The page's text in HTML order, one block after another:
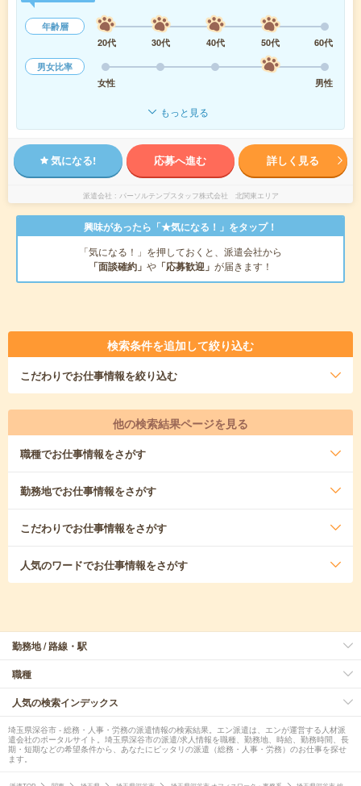
年齢層
20代
30代 40代 50代
60代
男女比率
女性
男性
もっと見る
気になる! 応募へ進む 詳しく見る
派遣会社 パーソルテンプスタッフ株式会社 北関東エリア
興味があったら「★気になる！」をタップ！
「気になる！」を押しておくと、派遣会社から
「面談確約」 や 「応募歓迎」 が届きます！
検索条件を追加して絞り込む
こだわりでお仕事情報を絞り込む
他の検索結果ページを見る
職種でお仕事情報をさがす
勤務地でお仕事情報をさがす
こだわりでお仕事情報をさがす
人気のワードでお仕事情報をさがす
勤務地 / 路線・駅
職種
人気の検索インデックス
埼玉県深谷市 - 総務・人事・労務の派遣情報の検索結果。エン派遣は、エンが運営する人材派
遣会社のポータルサイト。埼玉県深谷市の派遣/求人情報を職種、勤務地、時給、勤務時間、長
期・短期などの希望条件から、あなたにピッタリの派遣（総務・人事・労務）のお仕事を探せ
ます。